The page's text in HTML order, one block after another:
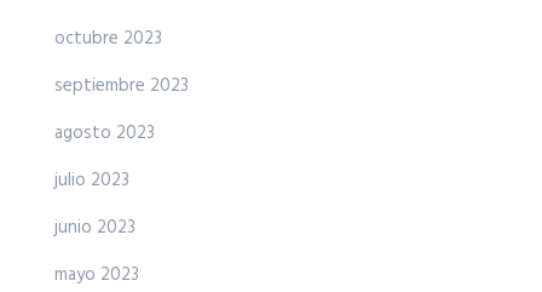
octubre 2023
septiembre 2023
agosto 2023
julio 2023
junio 2023
mayo 2023